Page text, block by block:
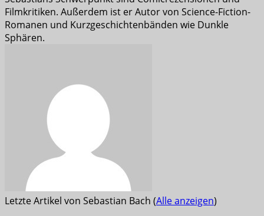
Filmkritiken. Außerdem ist er Autor von Science-Fiction-
Romanen und Kurzgeschichtenbänden wie Dunkle
Sphären.
Letzte Artikel von Sebastian Bach (Alle anzeigen)